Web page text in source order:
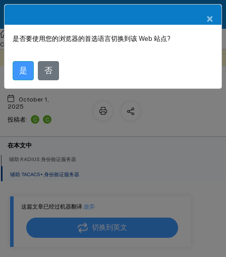
Citrix SD-WAN Center Citrix SD-WANCenter
Citrix SD-WAN
Center 11.1
这篇文章已经过机器翻译.放弃
切换到英文
二次身份验证
October 1,
2025
投稿者:
C C
在本文中
辅助 RADIUS 身份验证服务器
辅助 TACACS+ 身份验证服务器
×
是否要使用您的浏览器的首选语言切换到该 Web 站点?
是 否